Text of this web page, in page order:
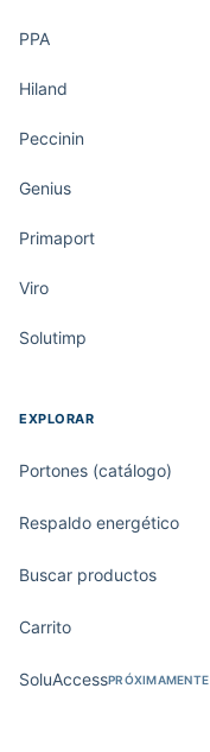
PPA
Hiland
Peccinin
Genius
Primaport
Viro
Solutimp
EXPLORAR
Portones (catálogo)
Respaldo energético
Buscar productos
Carrito
SoluAccessPRÓXIMAMENTE